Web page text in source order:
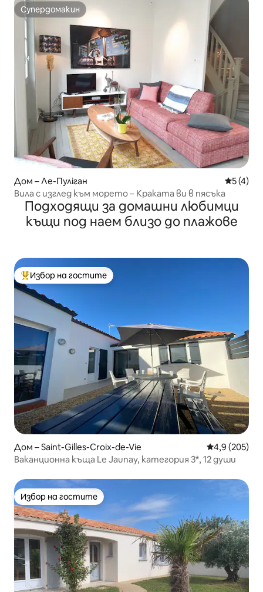
Супердомакин
Супердомакин
Дом – Ле-Пуліган Средна
5 (4)
Вила с изглед към морето – Краката ви в пясъка
Подходящи за домашни любимци
къщи под наем близо до плажове
Най-популярен избор на гостите
Избор на гостите
Дом – Saint-Gilles-Croix-de-Vie Средна
4,9 (205)
Ваканционна къща Le Jaunay, категория 3*, 12 души
Избор на гостите
Избор на гостите